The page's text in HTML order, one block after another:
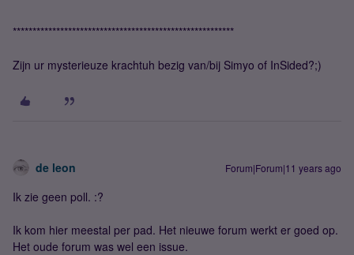
********************************************************
Zijn ur mysterieuze krachtuh bezig van/bij Simyo of InSided?;)
de leon Forum|Forum|11 years ago
Ik zie geen poll. :?
Ik kom hier meestal per pad. Het nieuwe forum werkt er goed op.
Het oude forum was wel een issue.